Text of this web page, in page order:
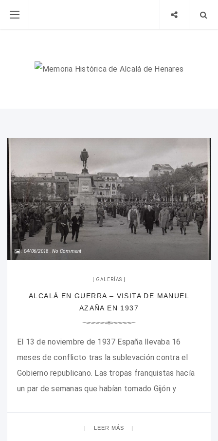
04/06/2018 No Comment
GALERÍAS
ALCALÁ EN GUERRA – VISITA DE MANUEL
AZAÑA EN 1937
El 13 de noviembre de 1937 España llevaba 16
meses de conflicto tras la sublevación contra el
Gobierno republicano. Las tropas franquistas hacía
un par de semanas que habían tomado Gijón y
LEER MÁS